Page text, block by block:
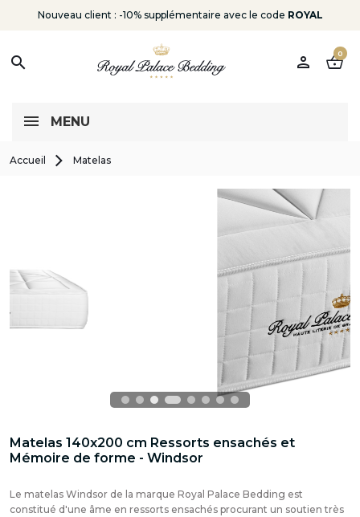
Nouveau client : -10% supplémentaire avec le code ROYAL
search person shopping_basket
0
MENU
Accueil Matelas
Matelas 140x200 cm Ressorts ensachés et
Mémoire de forme - Windsor
Le matelas Windsor de la marque Royal Palace Bedding est
constitué d'une âme en ressorts ensachés procurant un soutien très